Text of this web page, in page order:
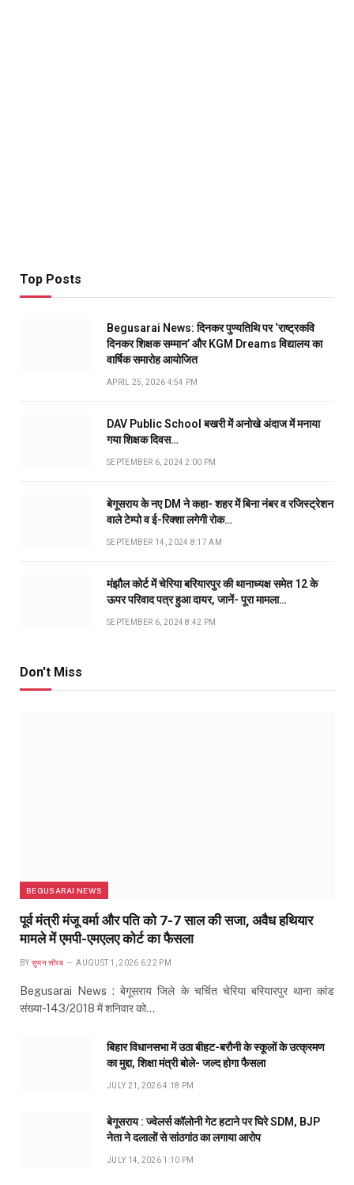
Top Posts
Begusarai News: दिनकर पुण्यतिथि पर ‘राष्ट्रकवि
दिनकर शिक्षक सम्मान’ और KGM Dreams विद्यालय का
वार्षिक समारोह आयोजित
APRIL 25, 2026 4:54 PM
DAV Public School बखरी में अनोखे अंदाज में मनाया
गया शिक्षक दिवस…
SEPTEMBER 6, 2024 2:00 PM
बेगूसराय के नए DM ने कहा- शहर में बिना नंबर व रजिस्ट्रेशन
वाले टेम्पो व ई-रिक्शा लगेगी रोक…
SEPTEMBER 14, 2024 8:17 AM
मंझौल कोर्ट में चेरिया बरियारपुर की थानाध्यक्ष समेत 12 के
ऊपर परिवाद पत्र हुआ दायर, जानें- पूरा मामला…
SEPTEMBER 6, 2024 8:42 PM
Don't Miss
BEGUSARAI NEWS
पूर्व मंत्री मंजू वर्मा और पति को 7-7 साल की सजा, अवैध हथियार
मामले में एमपी-एमएलए कोर्ट का फैसला
BY सुमन सौरब AUGUST 1, 2026 6:22 PM
Begusarai News : बेगूसराय जिले के चर्चित चेरिया बरियारपुर थाना कांड
संख्या-143/2018 में शनिवार को…
बिहार विधानसभा में उठा बीहट-बरौनी के स्कूलों के उत्क्रमण
का मुद्दा, शिक्षा मंत्री बोले- जल्द होगा फैसला
JULY 21, 2026 4:18 PM
बेगूसराय : ज्वेलर्स कॉलोनी गेट हटाने पर घिरे SDM, BJP
नेता ने दलालों से सांठगांठ का लगाया आरोप
JULY 14, 2026 1:10 PM